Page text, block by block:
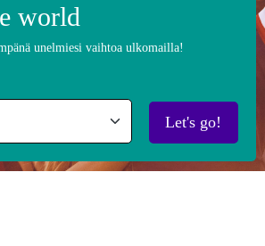
world
unelmiesi vaihtoa ulkomailla!
Let's go!